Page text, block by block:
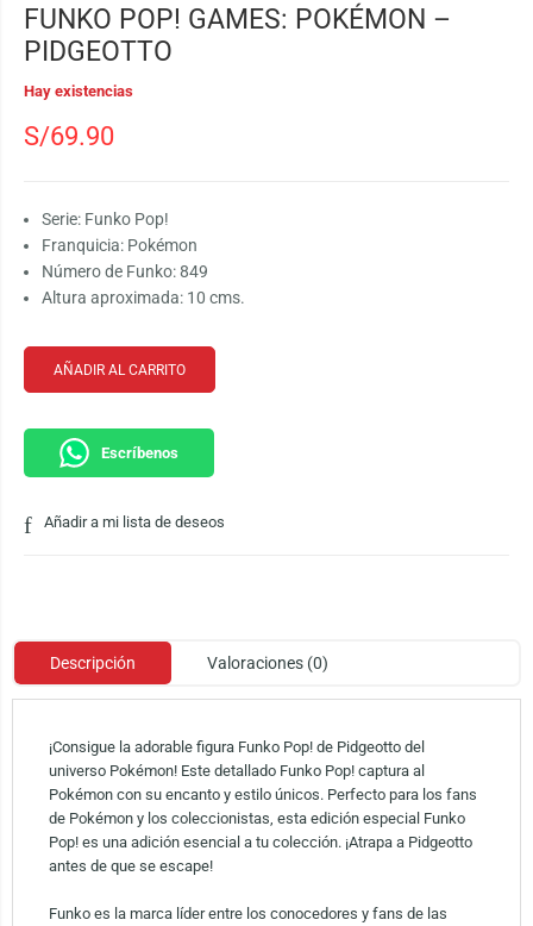
FUNKO POP! GAMES: POKÉMON –
PIDGEOTTO
Hay existencias
S/69.90
Serie: Funko Pop!
Franquicia: Pokémon
Número de Funko: 849
Altura aproximada: 10 cms.
AÑADIR AL CARRITO
Escríbenos
Añadir a mi lista de deseos
Descripción Valoraciones (0)
¡Consigue la adorable figura Funko Pop! de Pidgeotto del
universo Pokémon! Este detallado Funko Pop! captura al
Pokémon con su encanto y estilo únicos. Perfecto para los fans
de Pokémon y los coleccionistas, esta edición especial Funko
Pop! es una adición esencial a tu colección. ¡Atrapa a Pidgeotto
antes de que se escape!
Funko es la marca líder entre los conocedores y fans de las